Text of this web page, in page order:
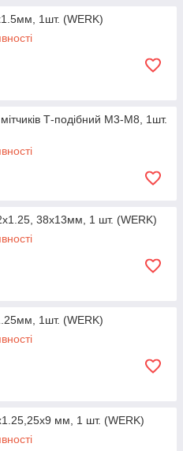
1шт. (WERK)
Т-подібний М3-М8, 1шт.
38x13мм, 1 шт. (WERK)
1шт. (WERK)
мм, 1 шт. (WERK)